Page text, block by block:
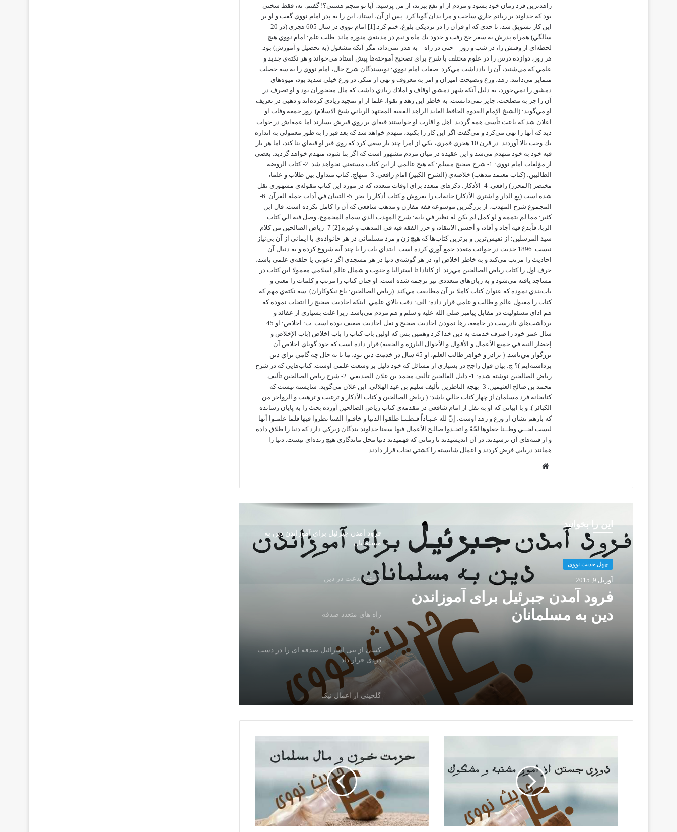
زاهدترين فرد زمان خود بشود و مردم از او نفع ببرند، از من پرسيد: آيا تو منجم هستي؟! گفتم: نه، فقط سخني
بود كه خداوند بر زبانم جاري ساخت و مرا بدان گويا كرد. پس از آن، استاد، اين را به پدر امام نووي گفت و او بر
اين كار تشويق شد، تا حدي كه او قرآن را در نزديكي بلوغ، ختم كرد.[1] امام نووي در سال 605 هجري (‌در 20
سالگي) همراه پدرش به سفر حج رفت و حدود يك ماه و نيم در مدينه‌ي منوره ماند. طلب علم: امام نووي هيچ
لحظه‌اي از وقتش را، در شب و روز – حتي در راه – به هدر نمي‌داد، مگر آنكه مشغول (به تحصيل و آموزش) بود.
هر روز، دوازده درس را در علوم مختلف با شرح براي تصحيح آموخته‌ها پيش استاد مي‌خواند و هر نكته‌ي جديد و
علمي كه مي‌شنيد، آن را يادداشت مي‌كرد. صفات امام نووي: نويسندگان شرح حال، امام نووي را به سه خصلت
متمايز مي‌دانند: زهد، ورع ونصيحت اميران و امر به معروف و نهي از منكر. در ورع خيلي شديد بود، ميوه‌هاي
دمشق را نمي‌خورد، به دليل آنكه شهر دمشق اوقاف و املاك زيادي داشت كه مال محجوران بود و او تصرف در
آن را جز به مصلحت، جايز نمي‌دانست. به خاطر اين زهد و تقوا، علما از او تمجيد زيادي كرده‌اند و ذهبي در تعريف
او مي‌گويد: (الشيخ الإمام القدوة الحافظ العابد الزاهد الفقيه المجتهد الرباني شيخ الاسلام). روز جمعه وفات او
اعلان شد كه باعث تأسف همه گرديد. اهل و اقارب او خواستند قبه‌اي بر روي قبرش بسازند اما عمه‌اش در خواب
ديد كه آنها را نهي مي‌كرد و مي‌گفت اگر اين كار را بكنيد، منهدم خواهد شد كه بعد قبر را به طور معمولي به اندازه
يك وجب بالا آوردند. در قرن 10 هجري قمري، يكي از امرا چند بار سعي كرد كه روي قبر او قبه‌اي بنا كند، اما هر بار
قبه خود به خود منهدم مي‌شد و اين عقيده در ميان مردم مشهور است كه اگر بنا شود، منهدم خواهد گرديد. بعضي
از مؤلفات امام نووي: 1- شرح صحيح مسلم: كه هيچ عالمي از اين كتاب مستغني نخواهد شد. 2- كتاب الروضة
الطالبين: (كتاب معتمد مذهب) خلاصه‌ي (الشرح الكبير) امام رافعي. 3- منهاج: كتاب متداول بين طلاب و علما،
مختصر (المحرر) رافعي. 4- الأذكار: ذكرهاي متعدد براي اوقات متعدد، كه در مورد اين كتاب مقوله‌ي مشهوري نقل
شده است (بِعِ الدار و اشتري الأذكار) خانه‌ات را بفروش و كتاب أذكار را بخر. 5- التبيان في آداب حملة القرآن. 6-
المجموع شرح المهذب: از بزرگترين موسوعه فقه مقارن و مذهب شافعي كه آن را كامل نكرده است. قال ابن
كثير: مما لم يتممه و لو كمل لم يكن له نظير في بابه: شرح المهذب الذي سماه المجموع، وصل فيه الي كتاب
الربا، فأبدع فيه أجاد و أفاد، و أحسن الانتقاد، و حرر الفقه فيه في المذهب و غيره.[2] 7- رياض الصالحين من كلام
سيد المرسلين: از نفيس‌ترين و برترين كتاب‌ها كه هيچ زن و مرد مسلماني در هر خانواده‌ي با ايماني از آن بي‌نياز
نيست. 1896 حديث در جوانب متعدد جمع آوري كرده است. ابتداي باب را با چند آيه شروع كرده و به دنبال آن
احاديث را مرتب مي‌كند و به خاطر اخلاص او، در هر گوشه‌ي دنيا در هر مسجدي اگر دعوتي يا حلقه‌ي علمي باشد،
حرف اول را كتاب رياض الصالحين مي‌زند. از كانادا تا استراليا و جنوب و شمال عالم اسلامي معمولا اين كتاب در
مساجد يافته مي‌شود و به زبان‌هاي متعددي نيز ترجمه شده است. او چنان كتاب را مرتب و كلمات را معني و
باب‌بندي نموده كه عنوان كتاب كاملا بر آن مطابقت مي‌كند. (رياض الصالحين: باغ نيكوكاران). سه نكته‌ي مهم كه
كتاب را مقبول عالم و طالب و عامي قرار داده: الف: دقت بالاي علمي. اينكه احاديث صحيح را انتخاب نموده كه
هم اداي مسئوليت در مقابل پيامبر صلي الله عليه و سلم و هم مردم مي‌باشد. زيرا علت بسياري از عقائد و
برداشت‌هاي نادرست در جامعه، رها نمودن احاديث صحيح و نقل احاديث ضعيف بوده است. ب: اخلاص: او 45
سال عمر خود را صرف خدمت به دين خدا كرد وهمين بس كه اولين باب كتاب را باب اخلاص (باب الإخلاص و
إحضار النيه في جميع الأعمال و الأقوال و الأحوال البارزه و الخفيه) قرار داده است كه خود گوياي اخلاص آن
بزرگوار مي‌باشد. ( برادر و خواهر طالب العلم، او 45 سال در خدمت دين بود، ما تا به حال چه گامي براي دين
برداشته‌ايم )؟ ج: بيان قول راجح در بسياري از مسائل كه خود دليل بر وسعت علمي اوست. كتاب‌هايي كه در شرح
رياض الصالحين نوشته شده: 1- دليل الفالحين تأليف محمد بن علان الصديقي. 2- شرح رياض الصالحين تأليف
محمد بن صالح العثيمين. 3- بهجه الناظرين تأليف سليم بن عيد الهلالي. ابن علان مي‌گويد: شايسته نيست كه
كتابخانه فرد مسلمان از چهار كتاب خالي باشد: ( رياض الصالحين و كتاب الأذكار و ترغيب و ترهيب و الزواجر من
الكبائر ). و با ابياتي كه او به نقل از امام شافعي در مقدمه‌ي كتاب رياض الصالحين آورده بحث را به پايان رسانده
كه بازهم نشان از ورع و زهد اوست: إنّ لله عـبـاداً فـطـنـا طلقوا الدنيا و خافـوا الفتنا نظروا فيها فلما علمـوا أنها
ليست لحــي وطــنا جعلوها لجّةً و اتخـذوا صالـح الأعمال فيها سفنا خداوند بندگان زيركي دارد كه دنيا را طلاق داده
و از فتنه‌هاي آن ترسيدند. در آن انديشيدند تا زماني كه فهميدند دنيا محل ماندگاري هيچ زنده‌اي نيست. دنيا را
همانند دريايي فرض كردند و اعمال شايسته را كشتي نجات قرار دادند.
س
ا
این را بخوانید
چهل حدیث نووی
آوریل 9, 2015
فرود آمدن جبرئیل برای آموزاندن
دين‌ به مسلمانان
گلچینی از اعمال نیک
نهی از زیاد سوال کردن
ارکان اسلام
حرمت خون و مال مسلمان
مراحل خلقت انسان و تقدیر روزی، اجل و
عملش
آنچه را به خود می پسندی به دیگران هم
فرود آمدن جبرئیل برای آموزاندن دين‌ به
مسلمانان
زشتی بدعت در دین
راه های متعدد صدقه
کسی از بنی اسرائیل صدقه ای را در دست
دزدی قرار داد
گلچینی از اعمال نیک
ارکان اسلام
حرمت خون و مال مسلمان